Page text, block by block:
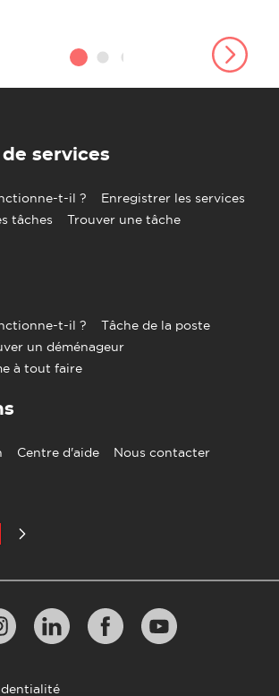
services
t-il ?
Enregistrer les services
tâches
Trouver une tâche
t-il ?
Tâche de la poste
un déménageur
à tout faire
Centre d'aide
Nous contacter